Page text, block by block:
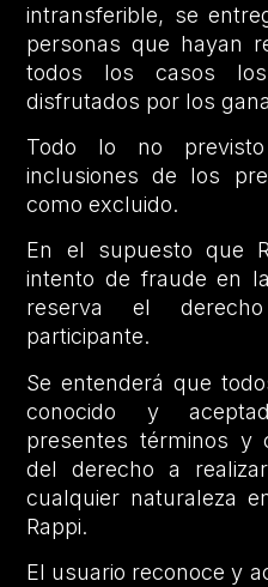
intransferible, se
personas que hayan
todos los casos
disfrutados por los
Todo lo no
inclusiones de los
como excluido.
En el supuesto que
intento de fraude en
reserva el
participante.
Se entenderá que
conocido y
presentes términos y
del derecho a
cualquier naturaleza
Rappi.
El usuario reconoce y